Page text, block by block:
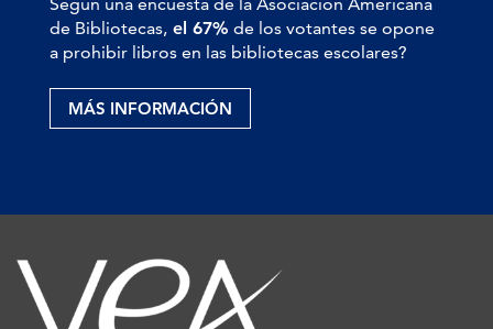
de Bibliotecas, el 67% de los votantes se opone
a prohibir libros en las bibliotecas escolares?
MÁS INFORMACIÓN